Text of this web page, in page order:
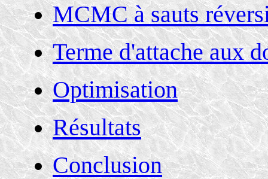
MCMC à sauts
Terme d'attache aux
Optimisation
Résultats
Conclusion